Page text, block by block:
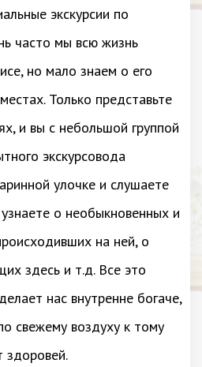
экскурсии по
часто мы всю жизнь
но мало знаем о его
Только представьте
и вы с небольшой группой
экскурсовода
улочке и слушаете
о необыкновенных и
на ней, о
здесь и т.д. Все это
нас внутренне богаче,
свежему воздуху к тому
здоровей.